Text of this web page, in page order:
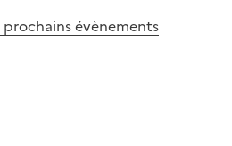
prochains évènements